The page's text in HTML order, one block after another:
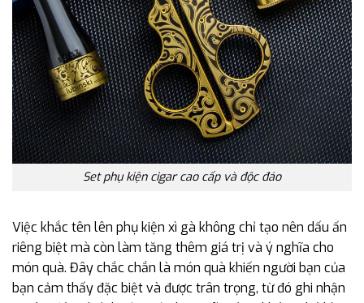
Set phụ kiện cigar cao cấp và độc đáo
Việc khắc tên lên phụ kiện xì gà không chỉ tạo nên dấu ấn
riêng biệt mà còn làm tăng thêm giá trị và ý nghĩa cho
món quà. Đây chắc chắn là món quà khiến người bạn của
bạn cảm thấy đặc biệt và được trân trọng, từ đó ghi nhận